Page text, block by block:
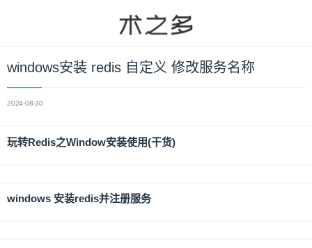
windows安装 redis 自定义 修改服务名称
2024-08-30
玩转Redis之Window安装使用(干货)
windows 安装redis并注册服务